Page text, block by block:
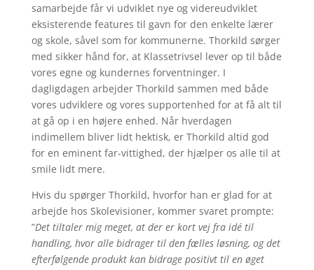
samarbejde får vi udviklet nye og videreudviklet
eksisterende features til gavn for den enkelte lærer
og skole, såvel som for kommunerne. Thorkild sørger
med sikker hånd for, at Klassetrivsel lever op til både
vores egne og kundernes forventninger. I
dagligdagen arbejder Thorkild sammen med både
vores udviklere og vores supportenhed for at få alt til
at gå op i en højere enhed. Når hverdagen
indimellem bliver lidt hektisk, er Thorkild altid god
for en eminent far-vittighed, der hjælper os alle til at
smile lidt mere.
Hvis du spørger Thorkild, hvorfor han er glad for at
arbejde hos Skolevisioner, kommer svaret prompte:
”Det tiltaler mig meget, at der er kort vej fra idé til
handling, hvor alle bidrager til den fælles løsning, og det
efterfølgende produkt kan bidrage positivt til en øget